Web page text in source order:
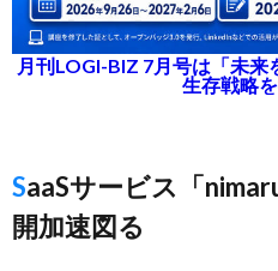
月刊LOGI-BIZ 7月号は「未
生存戦略
SaaSサービス「nimaru（ニマル）」の展
開加速図る